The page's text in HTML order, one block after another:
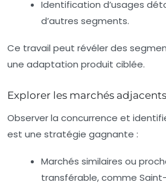
Identification d’usages
d’autres segments.
Ce travail peut révéler des
une adaptation produit ciblée.
Explorer les marchés
Observer la concurrence et
est une stratégie gagnante :
Marchés similaires ou
transférable, comme